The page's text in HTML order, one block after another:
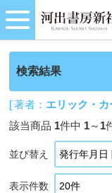
検索結果
[ 著者： エリック・カ
該当商品 1件中 1～ 1
並び替え
表示件数